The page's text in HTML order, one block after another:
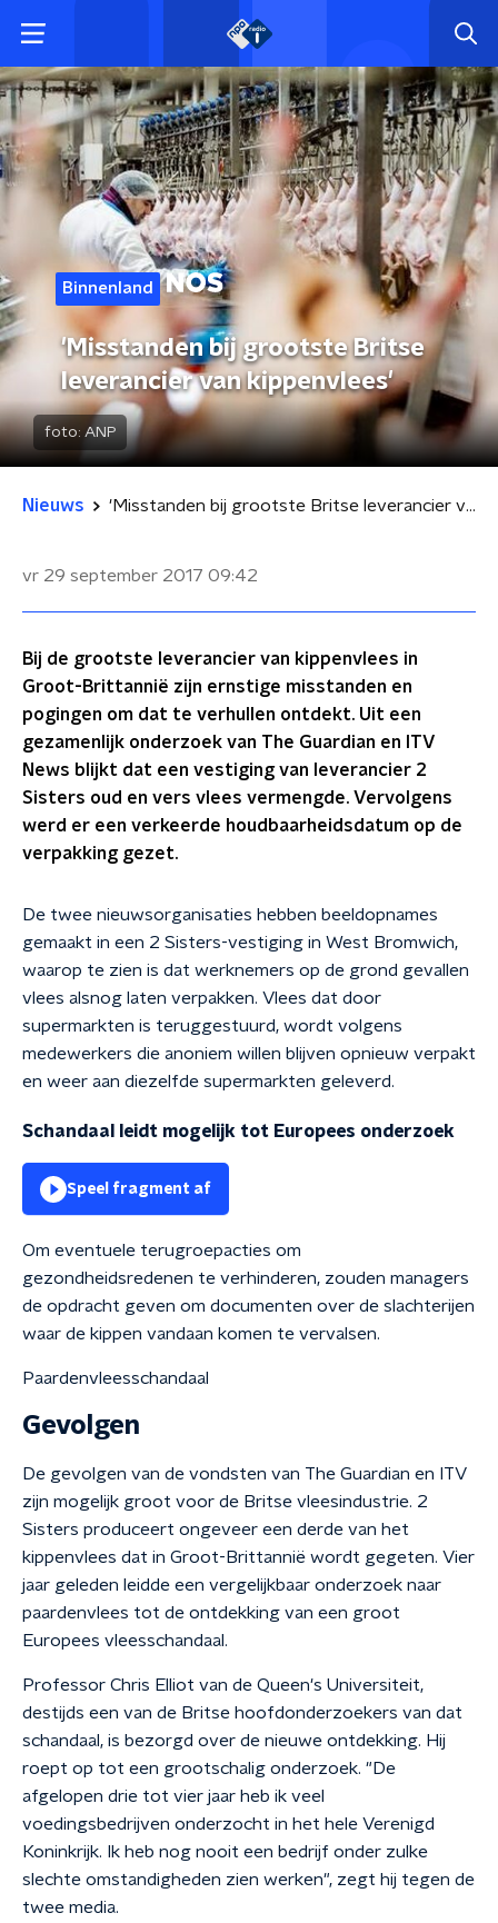
Binnenland
'Misstanden bij grootste Britse
leverancier van kippenvlees'
foto: ANP
Nieuws 'Misstanden bij grootste Britse leverancier van kippenvlees'
vr 29 september 2017 09:42
Bij de grootste leverancier van kippenvlees in
Groot-Brittannië zijn ernstige misstanden en
pogingen om dat te verhullen ontdekt. Uit een
gezamenlijk onderzoek van The Guardian en ITV
News blijkt dat een vestiging van leverancier 2
Sisters oud en vers vlees vermengde. Vervolgens
werd er een verkeerde houdbaarheidsdatum op de
verpakking gezet.
De twee nieuwsorganisaties hebben beeldopnames
gemaakt in een 2 Sisters-vestiging in West Bromwich,
waarop te zien is dat werknemers op de grond gevallen
vlees alsnog laten verpakken. Vlees dat door
supermarkten is teruggestuurd, wordt volgens
medewerkers die anoniem willen blijven opnieuw verpakt
en weer aan diezelfde supermarkten geleverd.
Schandaal leidt mogelijk tot Europees onderzoek
Speel fragment af
Om eventuele terugroepacties om
gezondheidsredenen te verhinderen, zouden managers
de opdracht geven om documenten over de slachterijen
waar de kippen vandaan komen te vervalsen.
Paardenvleesschandaal
Gevolgen
De gevolgen van de vondsten van The Guardian en ITV
zijn mogelijk groot voor de Britse vleesindustrie. 2
Sisters produceert ongeveer een derde van het
kippenvlees dat in Groot-Brittannië wordt gegeten. Vier
jaar geleden leidde een vergelijkbaar onderzoek naar
paardenvlees tot de ontdekking van een groot
Europees vleesschandaal.
Professor Chris Elliot van de Queen's Universiteit,
destijds een van de Britse hoofdonderzoekers van dat
schandaal, is bezorgd over de nieuwe ontdekking. Hij
roept op tot een grootschalig onderzoek. "De
afgelopen drie tot vier jaar heb ik veel
voedingsbedrijven onderzocht in het hele Verenigd
Koninkrijk. Ik heb nog nooit een bedrijf onder zulke
slechte omstandigheden zien werken", zegt hij tegen de
twee media.